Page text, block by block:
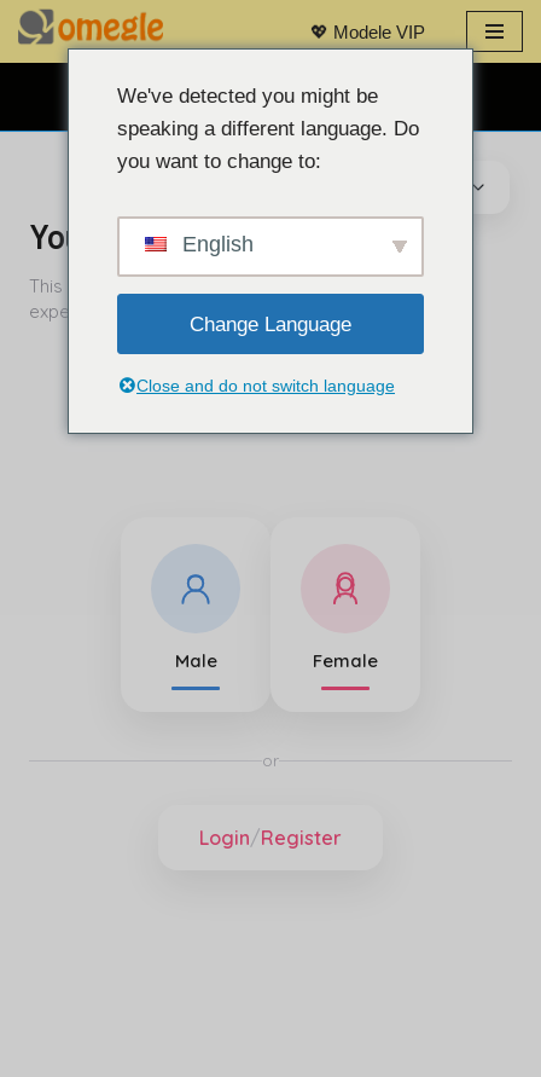
Treci
💖 Modele VIP
CHAT GRATUIT CU WEBCAM 👉
We've detected you might be
speaking a different language. Do
you want to change to:
English
Change Language
Close and do not switch language